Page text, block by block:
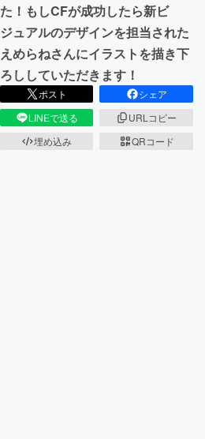
CAMPFIRE for Social Good
CAMPFIREふるさと納税
た！もしCFが成功したら新ビ
ジュアルのデザインを担当された
えめらねさんにイラストを描き下
ろししていただきます！
ポスト
シェア
LINEで送る
URLコピー
埋め込み
QRコード